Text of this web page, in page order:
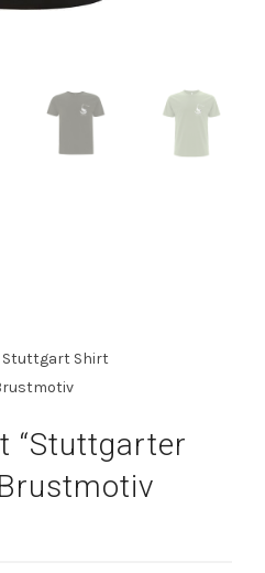
Stuttgart Shirt
“Stuttgarter